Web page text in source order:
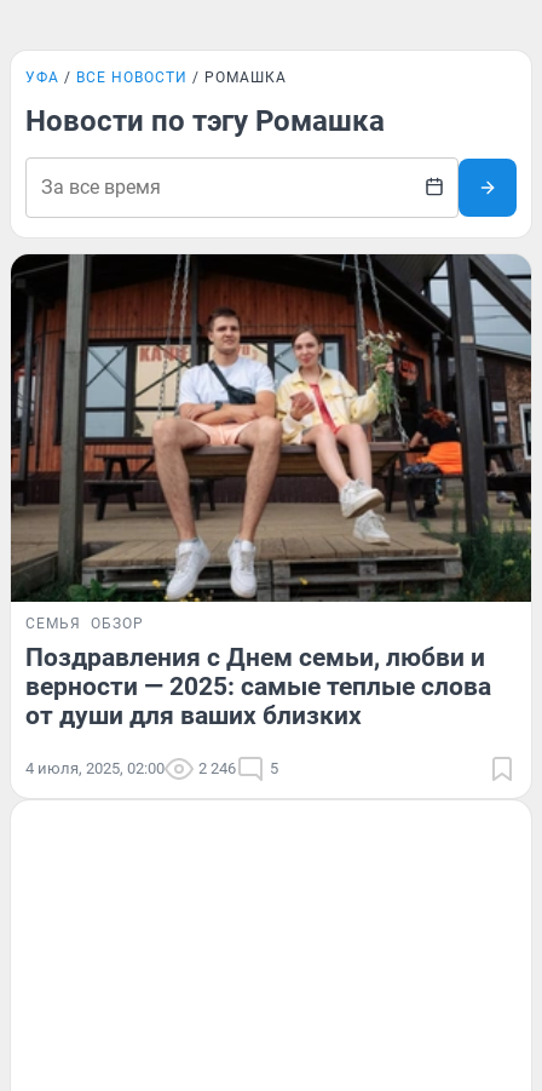
УФА ВСЕ НОВОСТИ РОМАШКА
Новости по тэгу Ромашка
СЕМЬЯ ОБЗОР
Поздравления с Днем семьи, любви и
верности — 2025: самые теплые слова
от души для ваших близких
4 июля, 2025, 02:00 2 246 5